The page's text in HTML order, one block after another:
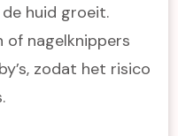
huid groeit.
of nagelknippers
zodat het risico